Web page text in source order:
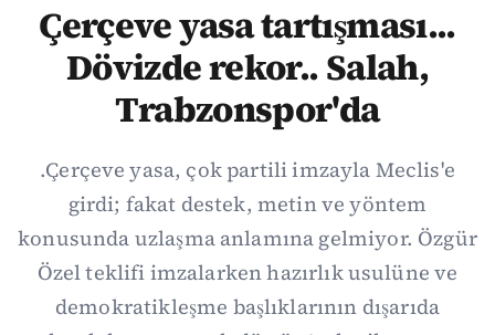
Çerçeve yasa tartışması...
Dövizde rekor.. Salah,
Trabzonspor'da
.Çerçeve yasa, çok partili imzayla Meclis'e
girdi; fakat destek, metin ve yöntem
konusunda uzlaşma anlamına gelmiyor. Özgür
Özel teklifi imzalarken hazırlık usulüne ve
demokratikleşme başlıklarının dışarıda